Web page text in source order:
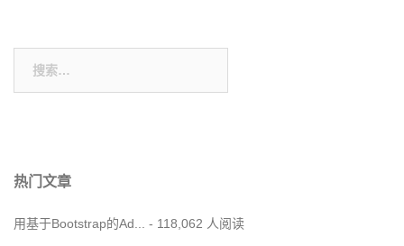
索：
热门文章
用基于Bootstrap的Ad... - 118,062 人阅读